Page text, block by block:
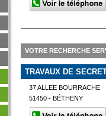
VOTRE RECHERCHE
TRAVAUX DE
37 ALLEE BOURRACHE
51450 - BÉTHENY